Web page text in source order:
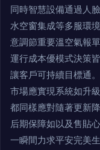
同時智慧設備通過人
水空窗集成等多服環
意調節重要溫空氣報
運行成本優模式決策
讓客戶可持續目標通
市場應實現系統如升
都同樣應對隨著更新
后期保障如以及售貼
一瞬間力求平安完美